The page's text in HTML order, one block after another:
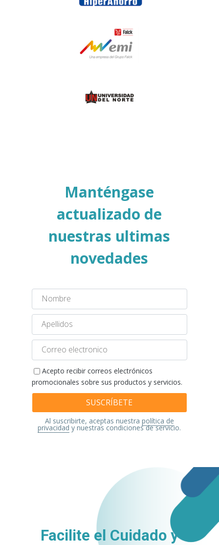
Manténgase
actualizado de
nuestras ultimas
novedades
Nombre
Apellidos
Correo
Acepto recibir correos electrónicos
promocionales sobre sus productos y servicios.
Al suscribirte, aceptas nuestra política de
privacidad y nuestras condiciones de servicio.
Facilite el Cuidado y